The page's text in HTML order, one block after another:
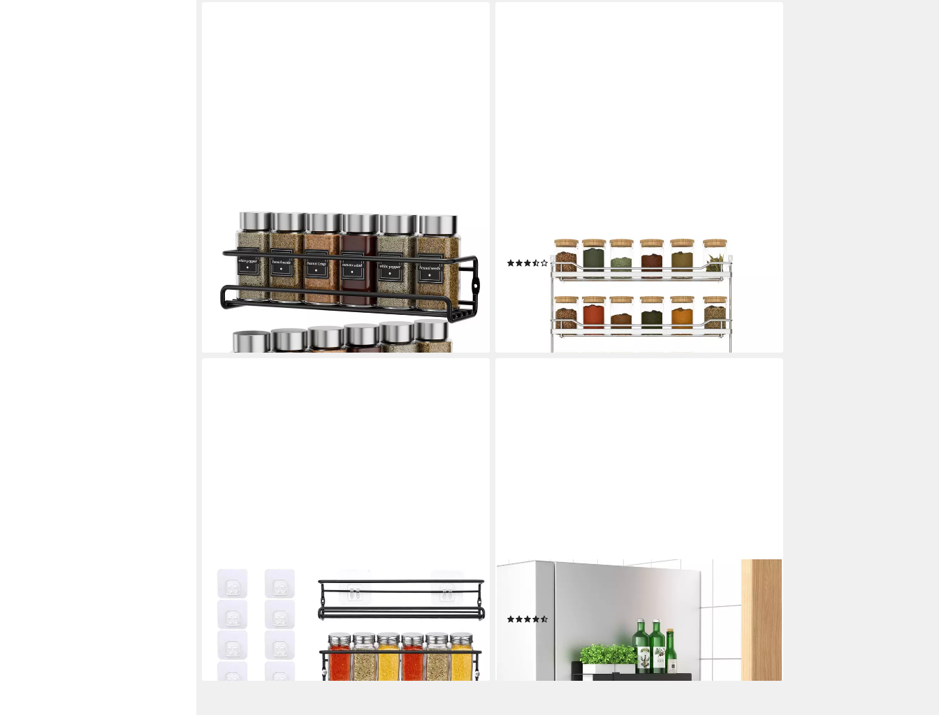
Gewürzregal Wandgewürzregal 2er-Set hängender Metall-
Gewürzhalter, 2-tlg., mit selbstklebend und Schrauben, für
Gewürzgläser, Küchenschrank
19,99 € 39,99 €
-50%
lieferbar - in 5-6 Werktagen bei dir
(6)
UVP34,99 €
lieferbar - in 2-3 Werktagen bei dir
Gewürzregal Gewürzregal Wand 4-Etagen Gewürz
Organizer, Metall Gewürzregal Hängend
19,99 €
33,99 €
-41%
lieferbar - in 2-3 Werktagen bei dir
lieferbar - in 4-5 Werktagen bei dir